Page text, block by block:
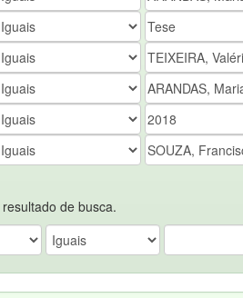
de busca.